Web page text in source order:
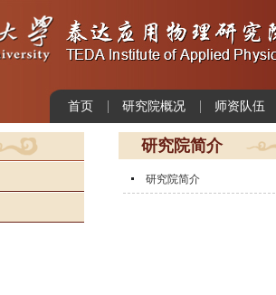
首页 研究院概况 师资队伍
研究院简介
研究院简介